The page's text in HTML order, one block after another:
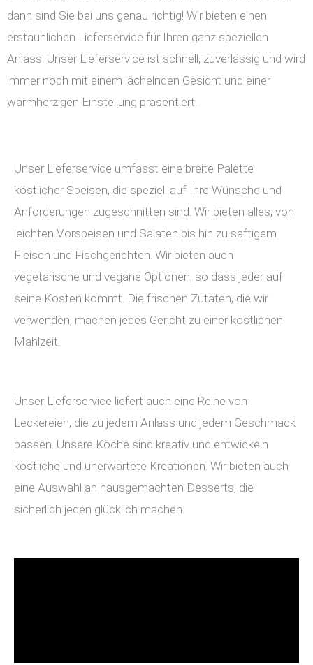
dann sind Sie bei uns genau richtig! Wir bieten einen
erstaunlichen Lieferservice für Ihren ganz speziellen
Anlass. Unser Lieferservice ist schnell, zuverlässig und wird
immer noch mit einem lächelnden Gesicht und einer
warmherzigen Einstellung präsentiert.
Unser Lieferservice umfasst eine breite Palette
köstlicher Speisen, die speziell auf Ihre Wünsche und
Anforderungen zugeschnitten sind. Wir bieten alles, von
leichten Vorspeisen und Salaten bis hin zu saftigem
Fleisch und Fischgerichten. Wir bieten auch
vegetarische und vegane Optionen, so dass jeder auf
seine Kosten kommt. Die frischen Zutaten, die wir
verwenden, machen jedes Gericht zu einer köstlichen
Mahlzeit.
Unser Lieferservice liefert auch eine Reihe von
Leckereien, die zu jedem Anlass und jedem Geschmack
passen. Unsere Köche sind kreativ und entwickeln
köstliche und unerwartete Kreationen. Wir bieten auch
eine Auswahl an hausgemachten Desserts, die
sicherlich jeden glücklich machen.